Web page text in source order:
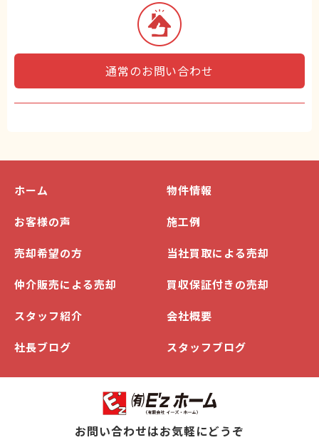
通常のお問い合わせ
ホーム 物件情報
お客様の声 施工例
売却希望の方 当社買取による売却
仲介販売による売却 買収保証付きの売却
スタッフ紹介 会社概要
社長ブログ スタッフブログ
お問い合わせはお気軽にどうぞ